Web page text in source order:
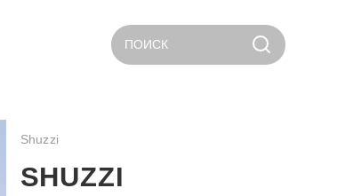
ПОИСК
Shuzzi
SHUZZI